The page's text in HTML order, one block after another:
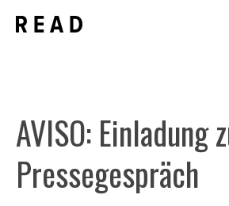
Inhalt
AVISO: Einladung
Pressegespräch